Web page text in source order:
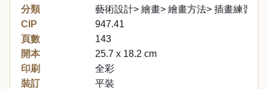
分類
藝術設計> 繪畫> 繪畫方法> 插畫練習
CIP
947.41
頁數
143
開本
25.7 x 18.2 cm
印刷
全彩
裝訂
平裝